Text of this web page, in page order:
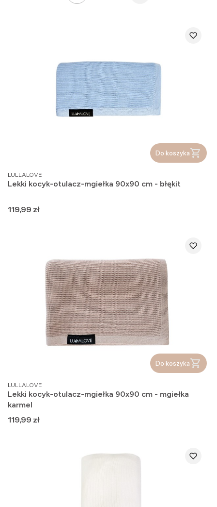
Do koszyka
PRODUCENT
LULLALOVE
Lekki kocyk-otulacz-mgiełka 90x90 cm - błękit
Cena
119,99 zł
Do koszyka
PRODUCENT
LULLALOVE
Lekki kocyk-otulacz-mgiełka 90x90 cm - mgiełka
karmel
Cena
119,99 zł